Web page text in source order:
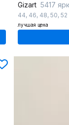
Gizart 5417
44, 46, 48, 50, 52
лучшая цена